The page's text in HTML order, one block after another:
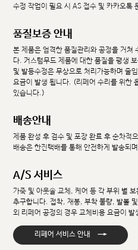
수정 작업이 필요 시 AS 접수 및 카카오톡
품질보증 안내
본 제품은 엄격한 품질관리와 공정을 거쳐
다. 커스텀무드 제품에 대한 품질을 평생
및 발등수정은 무상으로 처리가능하며 줄
요금이 발생 됩니다. (리페어 수리를 위한
있습니다.)
배송안내
제품 완성 후 검수 및 포장 완료 후 순차적
배송은 한진택배를 통해 안전하게 발송되
A/S 서비스
가죽 및 아웃솔 교체, 케어 등 각 부위 별
추구합니다. 접착, 재봉, 부착 불량, 발볼
외 리페어 공정의 경우 교체비용 요금이 발
리페어 서비스 안내 →